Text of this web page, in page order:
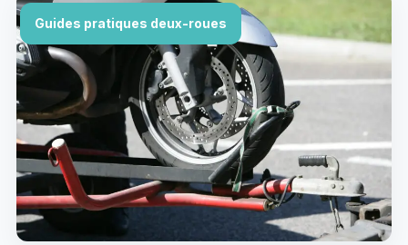
Guides pratiques deux-roues